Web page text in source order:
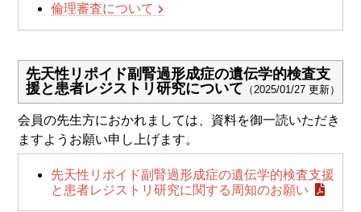
倫理審査について
先天性リポイド副腎過形成症の遺伝学的検査支
援と患者レジストリ研究について （2025/01/27 更新）
会員の先生方におかれましては、資料を御一読いただき
ますようお願い申し上げます。
先天性リポイド副腎過形成症の遺伝学的検査支援
と患者レジストリ研究に関する周知のお願い